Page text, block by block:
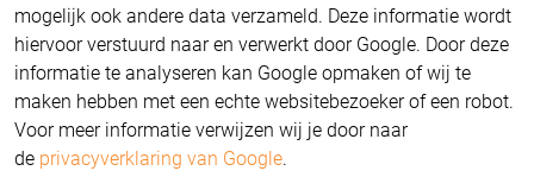
mogelijk ook andere data verzameld. Deze informatie wordt
hiervoor verstuurd naar en verwerkt door Google. Door deze
informatie te analyseren kan Google opmaken of wij te
maken hebben met een echte websitebezoeker of een robot.
Voor meer informatie verwijzen wij je door naar
de privacyverklaring van Google.